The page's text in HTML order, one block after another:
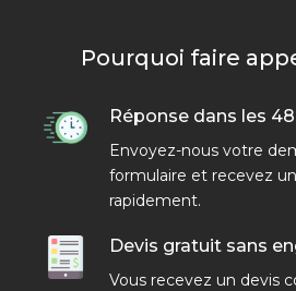
Pourquoi faire
Réponse dans les
Envoyez-nous votre
formulaire et recevez
rapidement.
Devis gratuit sans
Vous recevez un devis